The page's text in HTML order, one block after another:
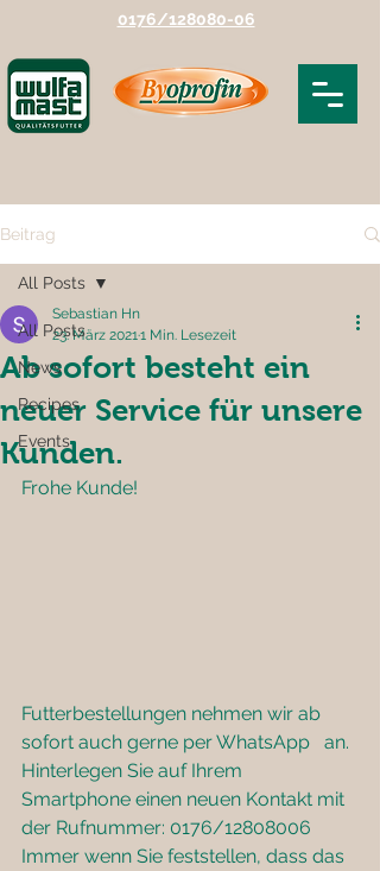
0176/128080-06
Beitrag
All Posts
News
Recipes
Events
All Posts
Ab sofort besteht ein
neuer Service für unsere
Kunden.
Sebastian Hn
23. März 20211 Min. Lesezeit
Frohe Kunde!
Futterbestellungen nehmen wir ab
sofort auch gerne per WhatsApp   an.
Hinterlegen Sie auf Ihrem
Smartphone einen neuen Kontakt mit
der Rufnummer: 0176/12808006
Immer wenn Sie feststellen, dass das